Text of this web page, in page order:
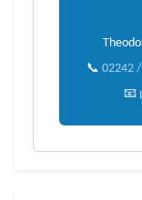
📞 02242
📧